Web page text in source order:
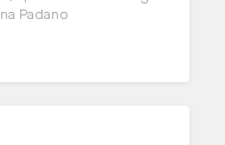
Padano